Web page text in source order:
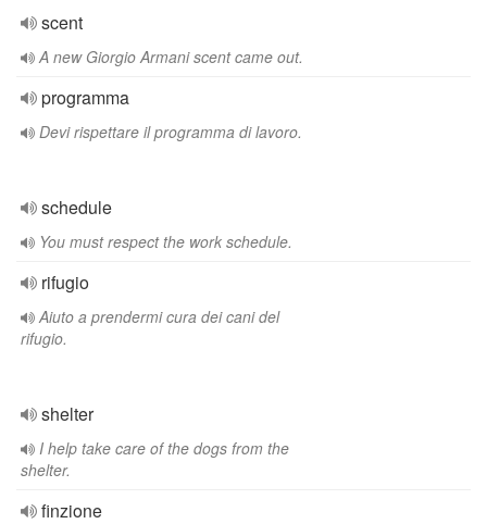
scent
A new Giorgio Armani scent came out.
programma
Devi rispettare il programma di lavoro.
schedule
You must respect the work schedule.
rifugio
Aiuto a prendermi cura dei cani del
rifugio.
shelter
I help take care of the dogs from the
shelter.
finzione